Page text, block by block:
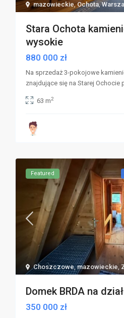
mazowieckie,Ochota,
Stara Ochota
wysokie
880 000 zł
Na sprzedaż 3-pokojowe
znajdujące się na Starej Ochocie
63 m2
Choszczowe,mazowieckie,
Featured
Domek BRDA na
350 000 zł